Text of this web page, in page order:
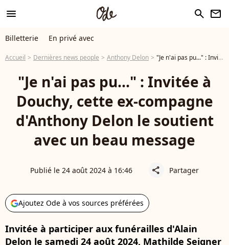
menu search newsletter
Billetterie En privé avec
Accueil Dernières news people Anthony Delon "Je n'ai pas pu..." : Invitée à Douchy, cette ex-compagne d'Anthony Delon le soutient avec un beau message
"Je n'ai pas pu..." : Invitée à
Douchy, cette ex-compagne
d'Anthony Delon le soutient
avec un beau message
Publié le 24 août 2024 à 16:46 share Partager
Ajoutez Ode à vos sources préférées
Invitée à participer aux funérailles d'Alain
Delon le samedi 24 août 2024, Mathilde Seigner